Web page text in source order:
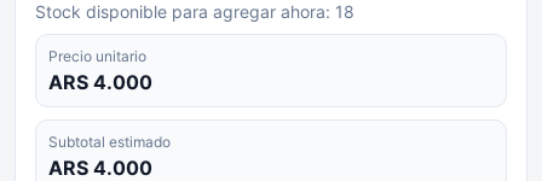
Stock disponible para agregar ahora: 18
Precio unitario
ARS 4.000
Subtotal estimado
ARS 4.000